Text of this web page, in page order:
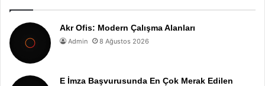
Akr Ofis: Modern Çalışma Alanları
Admin 8 Ağustos 2026
E İmza Başvurusunda En Çok Merak Edilen